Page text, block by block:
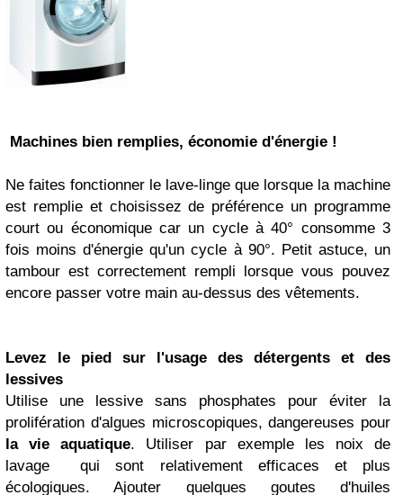
Machines bien remplies, économie d'énergie !
Ne faites fonctionner le lave-linge que lorsque la machine
est remplie et choisissez de préférence un programme
court ou économique car un cycle à 40° consomme 3
fois moins d'énergie qu'un cycle à 90°. Petit astuce, un
tambour est correctement rempli lorsque vous pouvez
encore passer votre main au-dessus des vêtements.
Levez le pied sur l'usage des détergents et des
lessives
Utilise une lessive sans phosphates pour éviter la
prolifération d'algues microscopiques, dangereuses pour
la vie aquatique. Utiliser par exemple
les noix de
lavage qui sont relativement efficaces et plus
écologiques. Ajouter quelques goutes d'huiles